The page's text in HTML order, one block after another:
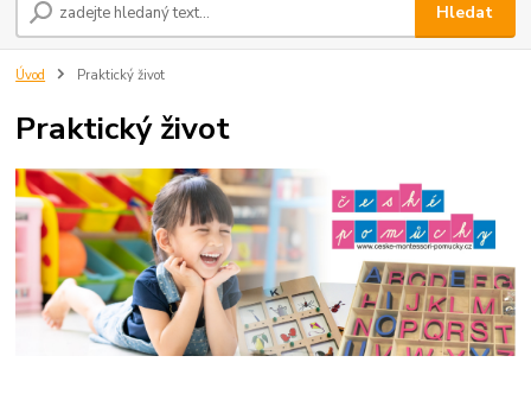
Hledat
Úvod Praktický život
Praktický život